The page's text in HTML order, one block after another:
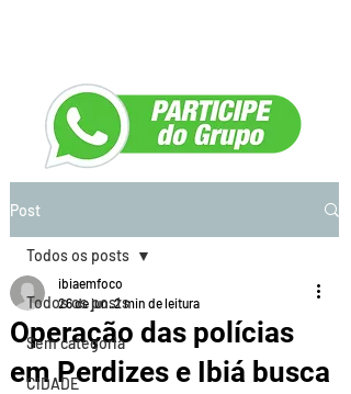
Post
Todos os posts
Sem categoria
CIDADE
Todos os posts
Operação das polícias
em Perdizes e Ibiá busca
ibiaemfoco
26 de jun.2 min de leitura